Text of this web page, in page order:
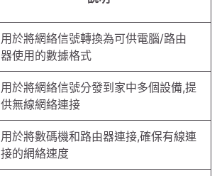
用於將網絡信號轉換為可供電腦/路由
器使用的數據格式
用於將網絡信號分發到家中多個設備,提
供無線網絡連接
用於將數碼機和路由器連接,確保有線連
接的網絡速度